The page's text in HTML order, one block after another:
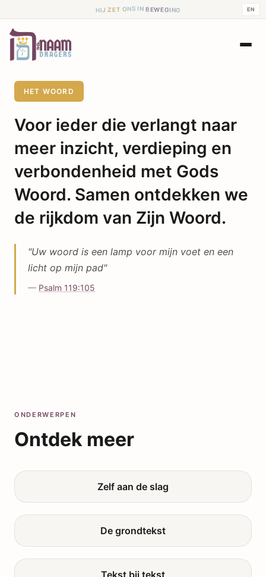
HIJ ZET ONS IN BEWEGING EN
HET WOORD
Voor ieder die verlangt naar
meer inzicht, verdieping en
verbondenheid met Gods
Woord. Samen ontdekken we
de rijkdom van Zijn Woord.
"Uw woord is een lamp voor mijn voet en een
licht op mijn pad"
— Psalm 119:105
ONDERWERPEN
Ontdek meer
Zelf aan de slag
De grondtekst
Tekst bij tekst